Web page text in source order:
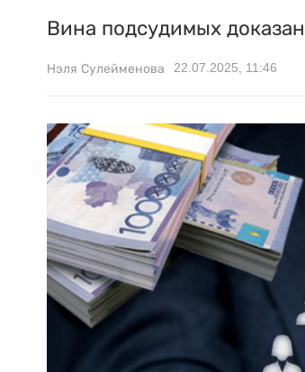
Вина подсудимых
Нэля Сулейменова 22.07.2025, 11:46